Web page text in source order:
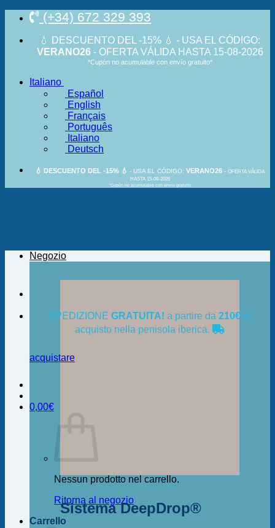
contenuti
(+34) 672 329 393
💧 DESCUENTO DEL -15% 💧 - USA EL CÓDIGO:
VERANO26- OFERTA VÁLIDA HASTA 15-08-2026
*Cupón no acumulable con envío gratuito*
Italiano
Español
English
Français
Português
Italiano
Deutsch
💧 DESCUENTO DEL -15% 💧 - USA EL CÓDIGO: VERANO26 - OFERTA VÁLIDA
HASTA 15-08-2026
*Cupón no acumulable con envío gratuito
SPEDIZIONE GRATUITA! a partire da 210€ di
acquisto nella penisola iberica.
acquistare
0,00€
Nessun prodotto nel carrello.
Ritorna al negozio
Carrello
Negozio
Sistema DeepDrop®